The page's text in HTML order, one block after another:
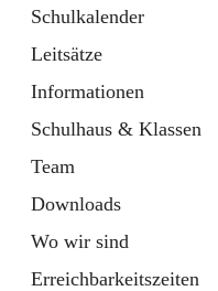
Schulkalender
Leitsätze
Informationen
Schulhaus & Klassen
Team
Downloads
Wo wir sind
Erreichbarkeitszeiten